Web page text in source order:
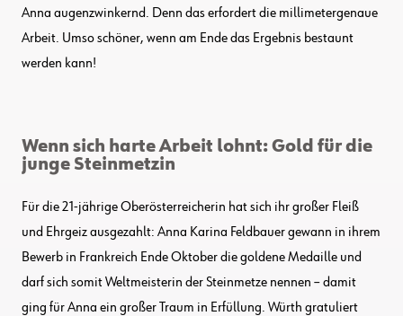
Anna augenzwinkernd. Denn das erfordert die millimetergenaue
Arbeit. Umso schöner, wenn am Ende das Ergebnis bestaunt
werden kann!
Wenn sich harte Arbeit lohnt: Gold für die
junge Steinmetzin
Für die 21-jährige Oberösterreicherin hat sich ihr großer Fleiß
und Ehrgeiz ausgezahlt: Anna Karina Feldbauer gewann in ihrem
Bewerb in Frankreich Ende Oktober die goldene Medaille und
darf sich somit Weltmeisterin der Steinmetze nennen – damit
ging für Anna ein großer Traum in Erfüllung. Würth gratuliert